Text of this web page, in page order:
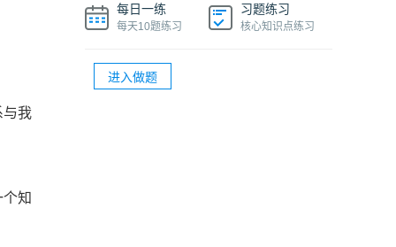
与我
知
PMP 项目管理知识精华课程
PMP®续期多少钱？PMP
每日一练
每天10题练习
习题练习
核心知识点练习
进入做题